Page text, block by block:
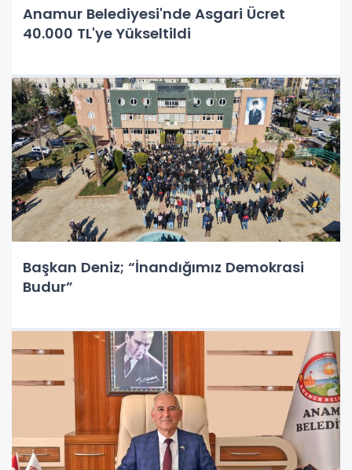
Anamur Belediyesi'nde Asgari Ücret
40.000 TL'ye Yükseltildi
Başkan Deniz; “İnandığımız Demokrasi
Budur”